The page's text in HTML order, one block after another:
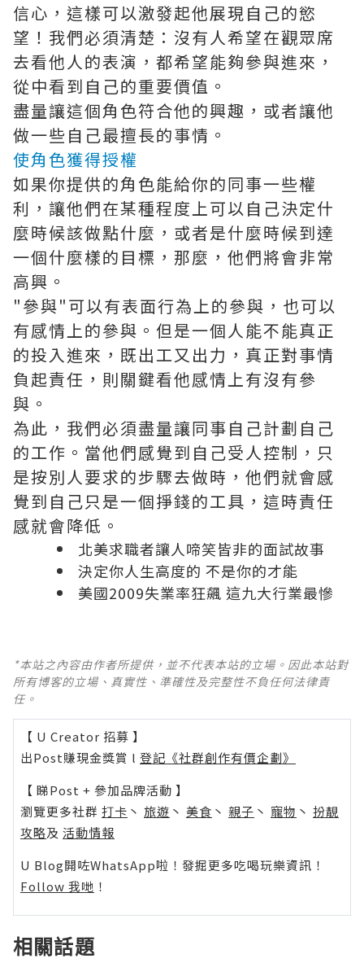
信心，這樣可以激發起他展現自己的慾
望！我們必須清楚：沒有人希望在觀眾席
去看他人的表演，都希望能夠參與進來，
從中看到自己的重要價值。
盡量讓這個角色符合他的興趣，或者讓他
做一些自己最擅長的事情。
使角色獲得授權
如果你提供的角色能給你的同事一些權
利，讓他們在某種程度上可以自己決定什
麼時候該做點什麼，或者是什麼時候到達
一個什麼樣的目標，那麼，他們將會非常
高興。
"參與"可以有表面行為上的參與，也可以
有感情上的參與。但是一個人能不能真正
的投入進來，既出工又出力，真正對事情
負起責任，則關鍵看他感情上有沒有參
與。
為此，我們必須盡量讓同事自己計劃自己
的工作。當他們感覺到自己受人控制，只
是按別人要求的步驟去做時，他們就會感
覺到自己只是一個掙錢的工具，這時責任
感就會降低。
北美求職者讓人啼笑皆非的面試故事
決定你人生高度的 不是你的才能
美國2009失業率狂飆 這九大行業最慘
*本站之內容由作者所提供，並不代表本站的立場。因此本站對
所有博客的立場、真實性、準確性及完整性不負任何法律責
任。
【 U Creator 招募 】
出Post賺現金獎賞 l 登記《社群創作有價企劃》
【 睇Post + 參加品牌活動 】
瀏覽更多社群 打卡 丶 旅遊 丶 美食 丶 親子 丶 寵物 丶 扮靚
攻略及 活動情報
U Blog開咗WhatsApp啦！發掘更多吃喝玩樂資訊！
Follow 我哋 ！
相關話題